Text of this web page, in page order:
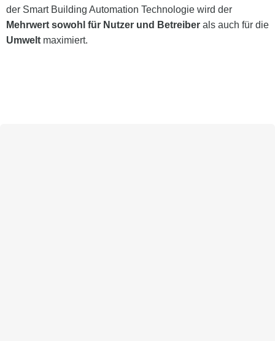
der Smart Building Automation Technologie wird der
Mehrwert sowohl für Nutzer und Betreiber als auch für die
Umwelt maximiert.